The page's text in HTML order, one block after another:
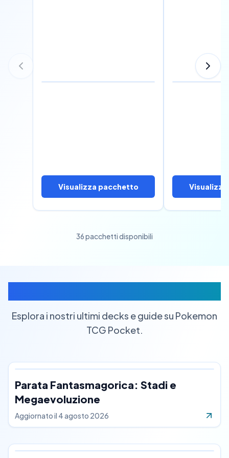
36
Esplora i nostri ultimi decks e guide su Pokemon
TCG Pocket.
Parata Fantasmagorica: Stadi e
Megaevoluzione
Aggiornato il 4 agosto 2026